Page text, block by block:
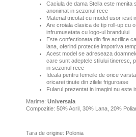
Caciula de dama Stella este menita
anonimat in sezonul rece
Material tricotat cu model usor iesit
Are croiala clasica de tip roll-up cu
infrumusetata cu logo-ul brandului
Este confectionata din fire acrilice
lana, oferind protectie impotriva
Acest model se adreseaza
care sunt adeptele stilului tineresc,
in sezonul rece
Ideala pentru femeile de orice
oricarei tinute din zilele friguroase
Fularul prezentat in imagini nu este
Marime: Universala
Compozitie: 50% Acril, 30% Lana, 20%
Tara de origine: Polonia